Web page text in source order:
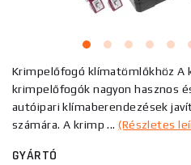
Krimpelőfogó klímatömlőkhöz A
krimpelőfogók nagyon hasznos
autóipari klímaberendezések
számára. A krimp ...(Részletes
GYÁRTÓ